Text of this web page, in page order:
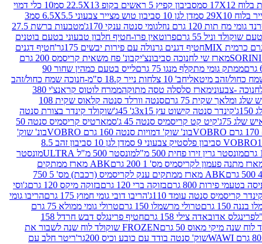
סביבון קפיץ 5 ראשים בקופ 22.5X13 סמ
10 כלי דמוי
דן לגן 10 סביבון טוש מצייר צבעוני 6.5X5.5 סמ
3
גומי מח תות 120 גרם נוזל גומי סנטה ענקי 170ג'
מטבעות ברשת 27.5
וניל 55 גרם
פרוטאין פרו-חטיף חלבון טבעוני בטעם בוטנים
חטיף דגנים גרנולה עם פירות יבשים 175גר'
חטיף דגנים
מארז שי לחנוכה סביבונצ'יק
בונ' פח משאית קריסמס 200 גרם
ממתק גומי מתקלף מנגו 75 גרם
לייס בטעם כמהין שחור 90
חב' 10 צלחות נייר ק.18 ס"מ-חנוכה שמח כחול/זהב
מארז סלסלה טסה מתוקה
ממרח לוטוס קראנצ'י 380
ומלאך שקית 75 גרם
סנטה וורלד סנטה קלאוס שקית 108
קינדר סנטה קישוט עץ 3x15ג' 45ג'
שוקולד קינדר בצורת סנטה
שלג 75ג' קיט קט קריסמיס סנטה 45 ג'
סמארטיס קריסמיס סנטה 50
בונ' שוק' דמויות סנטה 160 גרם VOBRO
בונ' שוק'
9 סמ
דן לגן 10 סביבון זהב 8.5
מונסטר גרין זירו פחית 500 מ"ל מונסטר 500 מ"ל ULTRA
מונסטר
ABK מארז ממתקים
ABK מארז ממתקים ענק לקריסמיס (רכבת) מס' 5 750
בטעמי פירות 800 גרם בזוקה ברי 120 גרם בזוקה מיקס 120 גרם
ג'וסי
קינדר קריסמיס סנטה עומד 110ג' הריבו דובי גומי חמוץ 175 גרם
הריבו גומי
150 גרם טרולי מרשמלו 150 גרם
טרולי גומי ממולא 75 גרם
פרינגלס אדובאדה צילי 158 גרם
חטיף פרינגלס דבש חרדל 158
שנה מיקי מאוס 50 גרם
FROZEN שוקולד לוח שנה לשבור את
שוק' סנטה בודד עם כובע וכיס 200גר'
ריטר חלב עם